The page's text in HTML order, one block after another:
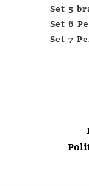
Set 5
Set 6
Set 7